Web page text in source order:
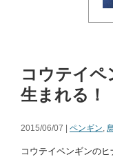
コウテイペ
生まれる！
2015/06/07 | ペンギン,
コウテイペンギンの